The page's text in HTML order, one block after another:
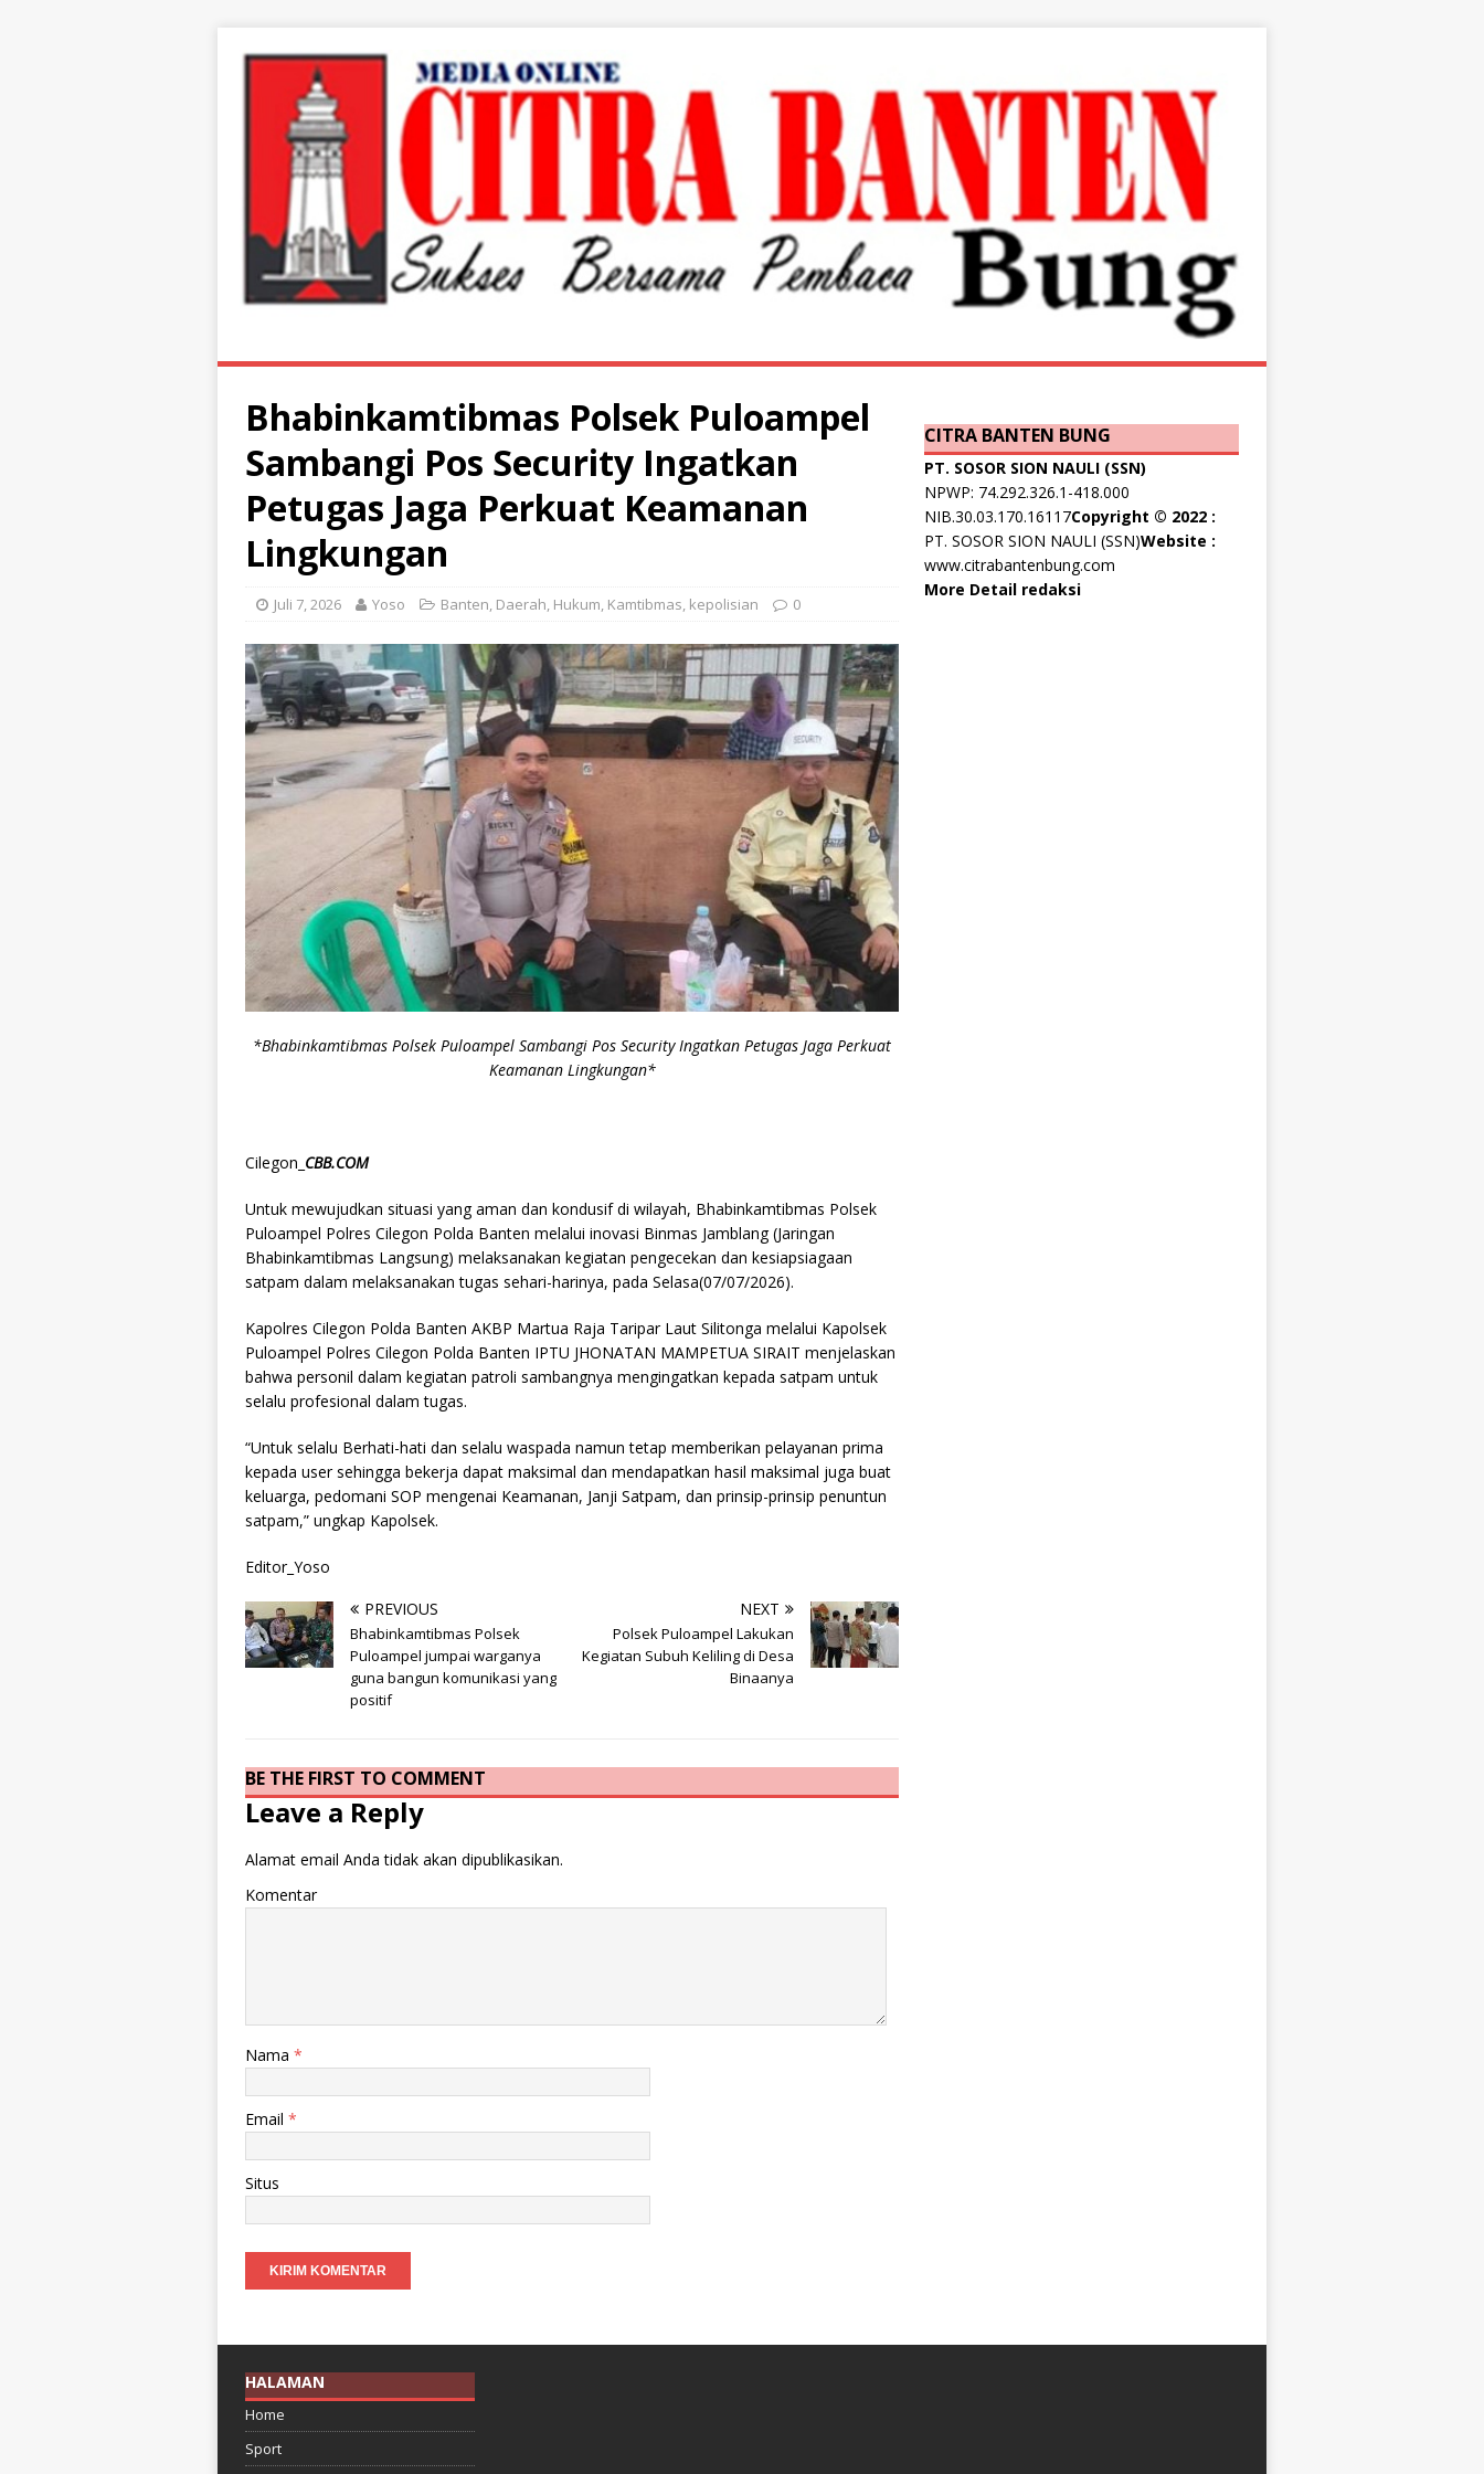
Bhabinkamtibmas Polsek Puloampel
Sambangi Pos Security Ingatkan
Petugas Jaga Perkuat Keamanan
Lingkungan
Juli 7, 2026 Yoso Banten, Daerah, Hukum, Kamtibmas, kepolisian 0
*Bhabinkamtibmas Polsek Puloampel Sambangi Pos Security Ingatkan Petugas Jaga Perkuat
Keamanan Lingkungan*
Cilegon_ CBB.COM
Untuk mewujudkan situasi yang aman dan kondusif di wilayah, Bhabinkamtibmas Polsek
Puloampel Polres Cilegon Polda Banten melalui inovasi Binmas Jamblang (Jaringan
Bhabinkamtibmas Langsung) melaksanakan kegiatan pengecekan dan kesiapsiagaan
satpam dalam melaksanakan tugas sehari-harinya, pada Selasa(07/07/2026).
Kapolres Cilegon Polda Banten AKBP Martua Raja Taripar Laut Silitonga melalui Kapolsek
Puloampel Polres Cilegon Polda Banten IPTU JHONATAN MAMPETUA SIRAIT menjelaskan
bahwa personil dalam kegiatan patroli sambangnya mengingatkan kepada satpam untuk
selalu profesional dalam tugas.
“Untuk selalu Berhati-hati dan selalu waspada namun tetap memberikan pelayanan prima
kepada user sehingga bekerja dapat maksimal dan mendapatkan hasil maksimal juga buat
keluarga, pedomani SOP mengenai Keamanan, Janji Satpam, dan prinsip-prinsip penuntun
satpam,” ungkap Kapolsek.
Editor_Yoso
PREVIOUS
Bhabinkamtibmas Polsek
Puloampel jumpai warganya
guna bangun komunikasi yang
positif
NEXT
Polsek Puloampel Lakukan
Kegiatan Subuh Keliling di Desa
Binaanya
BE THE FIRST TO COMMENT
Leave a Reply
Alamat email Anda tidak akan dipublikasikan.
Komentar
Nama *
Email *
Situs
CITRA BANTEN BUNG
PT. SOSOR SION NAULI (SSN)
NPWP: 74.292.326.1-418.000
NIB.30.03.170.16117Copyright © 2022 :
PT. SOSOR SION NAULI (SSN)Website :
www.citrabantenbung.com
More Detail redaksi
HALAMAN
Home
Sport